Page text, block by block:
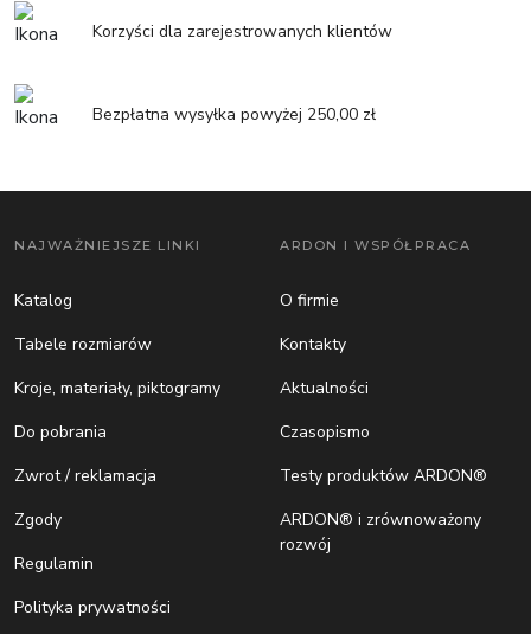
Korzyści dla zarejestrowanych klientów
Bezpłatna wysyłka powyżej 250,00 zł
NAJWAŻNIEJSZE LINKI
Katalog
Tabele rozmiarów
Kroje, materiały, piktogramy
Do pobrania
Zwrot / reklamacja
Zgody
Regulamin
Polityka prywatności
ARDON I WSPÓŁPRACA
O firmie
Kontakty
Aktualności
Czasopismo
Testy produktów ARDON®
ARDON® i zrównoważony
rozwój